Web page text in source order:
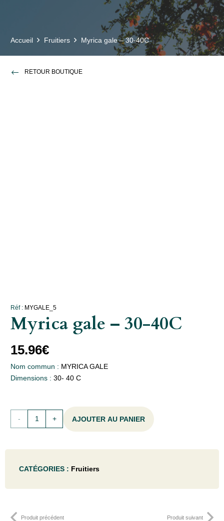
Accueil Fruitiers Myrica gale – 30-40C
RETOUR BOUTIQUE
Réf : MYGALE_5
Myrica gale – 30-40C
15.96€
Nom commun : MYRICA GALE
Dimensions : 30- 40 C
quantité
gale
- 30-
AJOUTER AU PANIER
CATÉGORIES : Fruitiers
Produit précédent Produit suivant